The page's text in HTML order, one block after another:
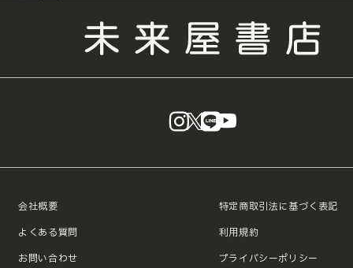
instagram
X LINE
会社概要
よくある質問
お問い合わせ
特定商取引法に基づく表記
利用規約
プライバシーポリシー